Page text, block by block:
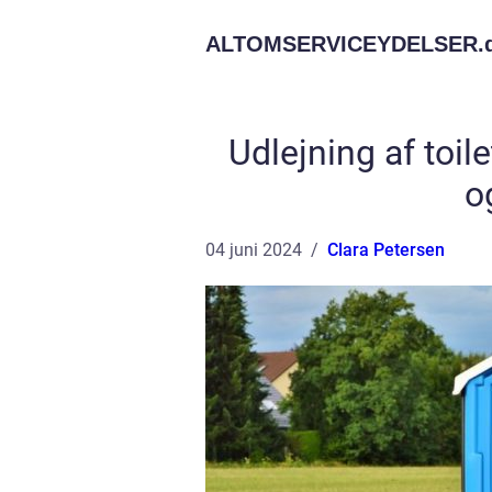
ALTOMSERVICEYDELSER.
Udlejning af
04 juni 2024 Clara Petersen